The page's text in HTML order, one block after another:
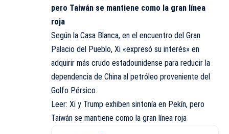
pero Taiwán se mantiene como la gran línea
roja
Según la Casa Blanca, en el encuentro del Gran
Palacio del Pueblo, Xi «expresó su interés» en
adquirir más crudo estadounidense para reducir la
dependencia de China al petróleo proveniente del
Golfo Pérsico.
Leer: Xi y Trump exhiben sintonía en Pekín, pero
Taiwán se mantiene como la gran línea roja